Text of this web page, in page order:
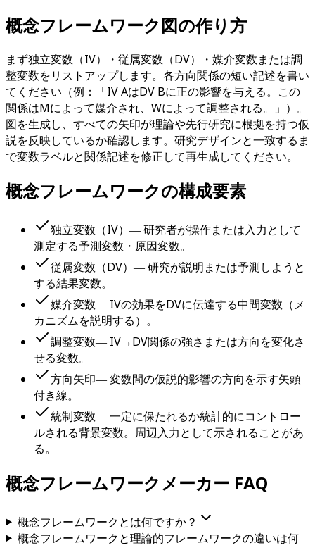
概念フレームワーク図の作り方
まず独立変数（IV）・従属変数（DV）・媒介変数または調
整変数をリストアップします。各方向関係の短い記述を書い
てください（例：「IV AはDV Bに正の影響を与える。この
関係はMによって媒介され、Wによって調整される。」）。
図を生成し、すべての矢印が理論や先行研究に根拠を持つ仮
説を反映しているか確認します。研究デザインと一致するま
で変数ラベルと関係記述を修正して再生成してください。
概念フレームワークの構成要素
独立変数（IV）― 研究者が操作または入力として
測定する予測変数・原因変数。
従属変数（DV）― 研究が説明または予測しようと
する結果変数。
媒介変数― IVの効果をDVに伝達する中間変数（メ
カニズムを説明する）。
調整変数― IV→DV関係の強さまたは方向を変化さ
せる変数。
方向矢印― 変数間の仮説的影響の方向を示す矢頭
付き線。
統制変数― 一定に保たれるか統計的にコントロー
ルされる背景変数。周辺入力として示されることがあ
る。
概念フレームワークメーカー FAQ
概念フレームワークとは何ですか？
概念フレームワークと理論的フレームワークの違いは何